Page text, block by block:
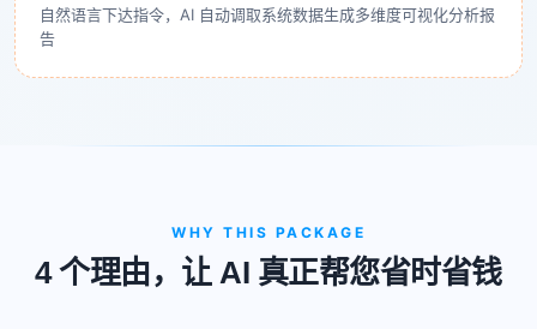
自然语言下达指令，AI 自动调取系统数据生成多维度可视化分析报
告
WHY THIS PACKAGE
4 个理由，让 AI 真正帮您省时省钱